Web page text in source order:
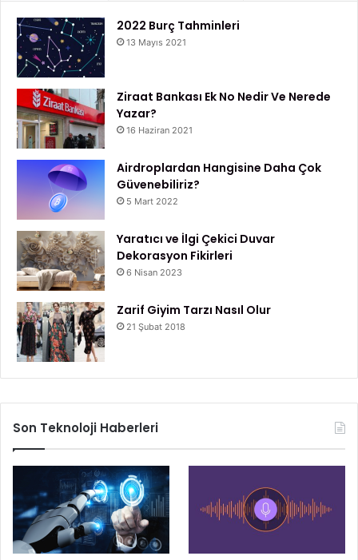
2022 Burç Tahminleri
13 Mayıs 2021
Ziraat Bankası Ek No Nedir Ve Nerede
Yazar?
16 Haziran 2021
Airdroplardan Hangisine Daha Çok
Güvenebiliriz?
5 Mart 2022
Yaratıcı ve İlgi Çekici Duvar
Dekorasyon Fikirleri
6 Nisan 2023
Zarif Giyim Tarzı Nasıl Olur
21 Şubat 2018
Son Teknoloji Haberleri